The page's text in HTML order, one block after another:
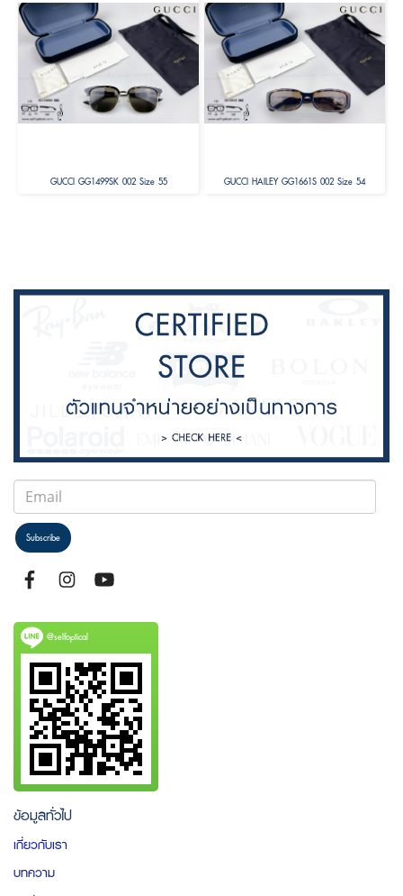
GUCCI GG1499SK 002 Size 55 GUCCI HAILEY GG1661S 002 Size 54
Subscribe
@selfoptical
ข้อมูลทั่วไป
เกี่ยวกับเรา
บทความ